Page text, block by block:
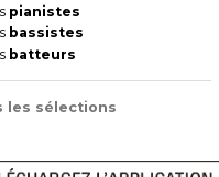
pianistes
bassistes
batteurs
les sélections